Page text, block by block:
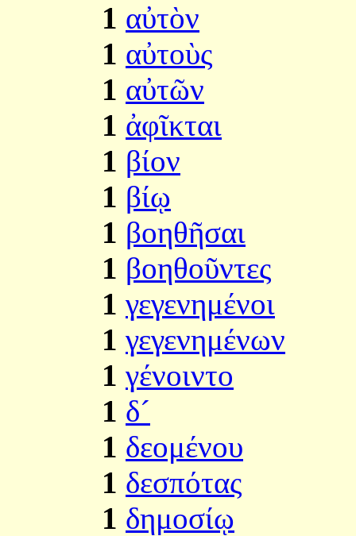
1 αὐτὸν
1 αὐτοὺς
1 αὐτῶν
1 ἀφῖκται
1 βίον
1 βίῳ
1 βοηθῆσαι
1 βοηθοῦντες
1 γεγενημένοι
1 γεγενημένων
1 γένοιντο
1 δ´
1 δεομένου
1 δεσπότας
1 δημοσίῳ